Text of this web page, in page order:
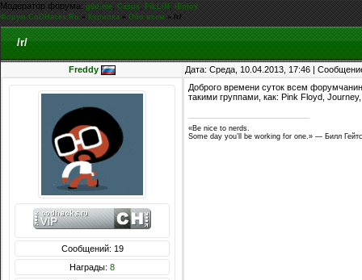
Модератор форума:g0d-me,Casus, FiLLiN,iEnjoy
Форум CoDHacks.Ru » Курилка » Обо всем » /r/
/r/
Freddy Дата: Среда, 10.04.2013, 17:46 |
Сообщений: 19
Награды: 8
Доброго времени суток всем
такими группами, как: Pink Floyd,
«Be nice to nerds.
Some day you’ll be working for one.» — Билл Гейтс